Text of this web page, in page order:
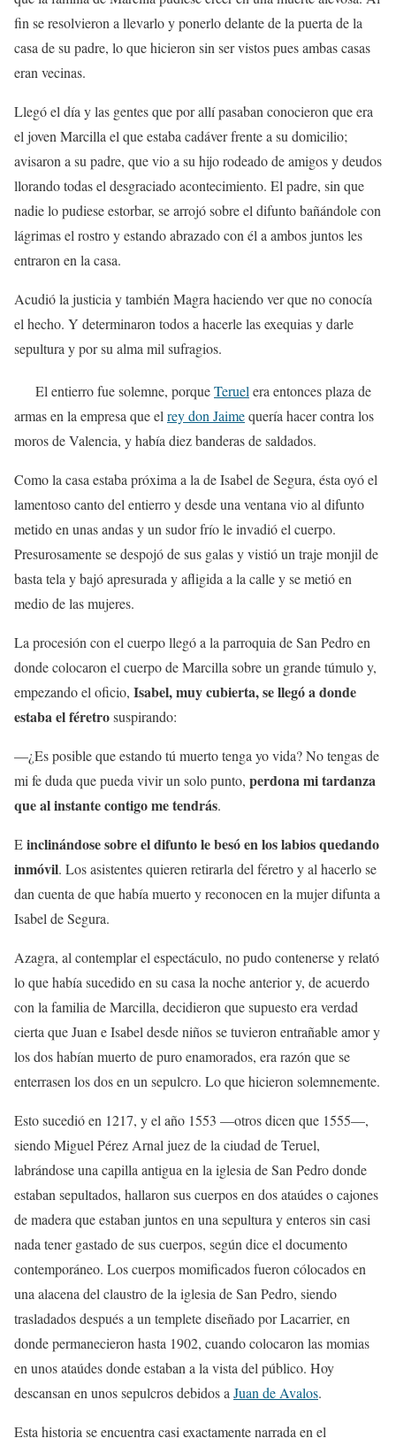
fin se resolvieron a llevarlo y ponerlo delante de la puerta de la
casa de su padre, lo que hicieron sin ser vistos pues ambas casas
eran vecinas.
Llegó el día y las gentes que por allí pasaban conocieron que era
el joven Marcilla el que estaba cadáver frente a su domicilio;
avisaron a su padre, que vio a su hijo rodeado de amigos y deudos
llorando todas el desgraciado acontecimiento. El padre, sin que
nadie lo pudiese estorbar, se arrojó sobre el difunto bañándole con
lágrimas el rostro y estando abrazado con él a ambos juntos les
entraron en la casa.
Acudió la justicia y también Magra haciendo ver que no conocía
el hecho. Y determinaron todos a hacerle las exequias y darle
sepultura y por su alma mil sufragios.
El entierro fue solemne, porqueTeruel era entonces plaza de
armas en la empresa que el rey don Jaimequería hacer contra los
moros de Valencia, y había diez banderas de saldados.
Como la casa estaba próxima a la de Isabel de Segura, ésta oyó el
lamentoso canto del entierro y desde una ventana vio al difunto
metido en unas andas y un sudor frío le invadió el cuerpo.
Presurosamente se despojó de sus galas y vistió un traje monjil de
basta tela y bajó apresurada y afligida a la calle y se metió en
medio de las mujeres.
La procesión con el cuerpo llegó a la parroquia de San Pedro en
donde colocaron el cuerpo de Marcilla sobre un grande túmulo y,
empezando el oficio, Isabel, muy cubierta, se llegó a donde
estaba el féretrosuspirando:
—¿Es posible que estando tú muerto tenga yo vida? No tengas de
mi fe duda que pueda vivir un solo punto, perdona mi tardanza
que al instante contigo me tendrás.
Einclinándose sobre el difunto le besó en los labios quedando
inmóvil. Los asistentes quieren retirarla del féretro y al hacerlo se
dan cuenta de que había muerto y reconocen en la mujer difunta a
Isabel de Segura.
Azagra, al contemplar el espectáculo, no pudo contenerse y relató
lo que había sucedido en su casa la noche anterior y, de acuerdo
con la familia de Marcilla, decidieron que supuesto era verdad
cierta que Juan e Isabel desde niños se tuvieron entrañable amor y
los dos habían muerto de puro enamorados, era razón que se
enterrasen los dos en un sepulcro. Lo que hicieron solemnemente.
Esto sucedió en 1217, y el año 1553 —otros dicen que 1555—,
siendo Miguel Pérez Arnal juez de la ciudad de Teruel,
labrándose una capilla antigua en la iglesia de San Pedro donde
estaban sepultados, hallaron sus cuerpos en dos ataúdes o cajones
de madera que estaban juntos en una sepultura y enteros sin casi
nada tener gastado de sus cuerpos, según dice el documento
contemporáneo. Los cuerpos momificados fueron cólocados en
una alacena del claustro de la iglesia de San Pedro, siendo
trasladados después a un templete diseñado por Lacarrier, en
donde permanecieron hasta 1902, cuando colocaron las momias
en unos ataúdes donde estaban a la vista del público. Hoy
descansan en unos sepulcros debidos a Juan de Avalos.
Esta historia se encuentra casi exactamente narrada en el